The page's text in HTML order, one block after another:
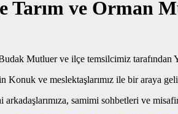
Tarım ve Orman
Mutluer ve ilçe temsilcimiz
Konuk ve meslektaşlarımız ile bir araya
arkadaşlarımıza, samimi sohbetleri ve